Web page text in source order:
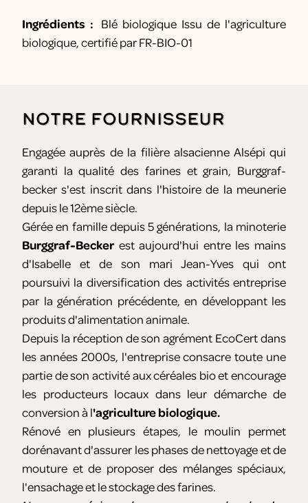
Ingrédients : Blé biologique Issu de l'agriculture
biologique, certifié par FR-BIO-01
Notre fournisseur
Engagée auprès de la filière alsacienne Alsépi qui
garanti la qualité des farines et grain, Burggraf-
becker s'est inscrit dans l'histoire de la meunerie
depuis le 12ème siècle.
Gérée en famille depuis 5 générations, la minoterie
Burggraf-Becker est aujourd'hui entre les mains
d'Isabelle et de son mari Jean-Yves qui ont
poursuivi la diversification des activités entreprise
par la génération précédente, en développant les
produits d'alimentation animale.
Depuis la réception de son agrément EcoCert dans
les années 2000s, l'entreprise consacre toute une
partie de son activité aux céréales bio et encourage
les producteurs locaux dans leur démarche de
conversion à l'agriculture biologique.
Rénové en plusieurs étapes, le moulin permet
dorénavant d'assurer les phases de nettoyage et de
mouture et de proposer des mélanges spéciaux,
l'ensachage et le stockage des farines.